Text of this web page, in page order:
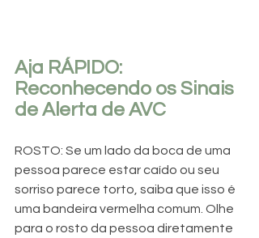
Aja RÁPIDO:
Reconhecendo os Sinais
de Alerta de AVC
ROSTO: Se um lado da boca de uma
pessoa parece estar caído ou seu
sorriso parece torto, saiba que isso é
uma bandeira vermelha comum. Olhe
para o rosto da pessoa diretamente